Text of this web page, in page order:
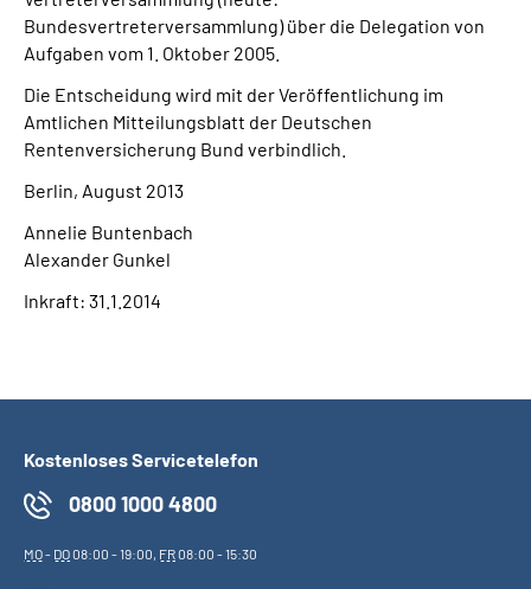
Bundesvertreterversammlung) über die Delegation von
Aufgaben vom 1. Oktober 2005.
Die Entscheidung wird mit der Veröffentlichung im
Amtlichen Mitteilungsblatt der Deutschen
Rentenversicherung Bund verbindlich.
Berlin, August 2013
Annelie Buntenbach
Alexander Gunkel
Inkraft: 31.1.2014
Kostenloses Servicetelefon
0800 1000 4800
MO- DO08:00 - 19:00, FR08:00 - 15:30